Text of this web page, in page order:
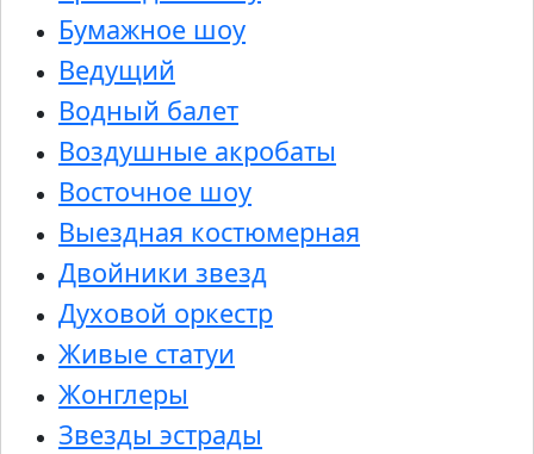
Бумажное шоу
Ведущий
Водный балет
Воздушные акробаты
Восточное шоу
Выездная костюмерная
Двойники звезд
Духовой оркестр
Живые статуи
Жонглеры
Звезды эстрады